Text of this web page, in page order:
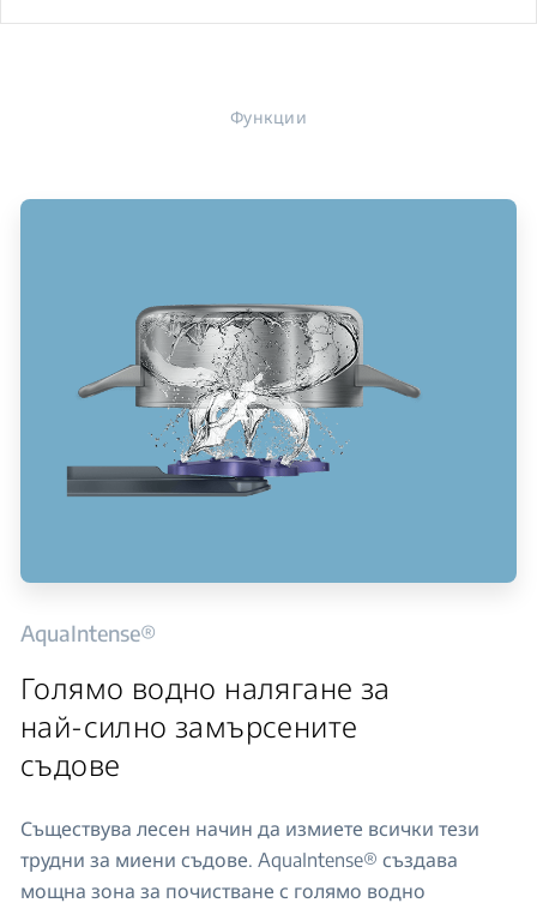
Функции
AquaIntense®
Голямо водно налягане за
най-силно замърсените
съдове
Съществува лесен начин да измиете всички тези
трудни за миени съдове. AquaIntense® създава
мощна зона за почистване с голямо водно